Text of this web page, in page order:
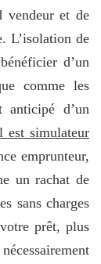
vendeur et de
L’isolation de
d’un
comme les
anticipé d’un
est simulateur
emprunteur,
un rachat de
sans charges
prêt, plus